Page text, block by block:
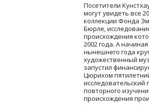
Посетители
могут увидеть все
коллекции Фонда
Бюрле,
происхождения
2002 года. А
нынешнего года
художественный
запустил
Цюрихом
исследовательский
повторного
происхождения